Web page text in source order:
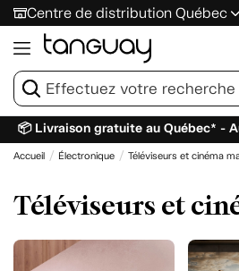
Centre de distribution Québec
📦 Livraison gratuite au Québec* -
Accueil Électronique Téléviseurs et cinéma
Téléviseurs et